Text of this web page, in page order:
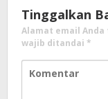
Tinggalkan
Alamat email
wajib ditandai *